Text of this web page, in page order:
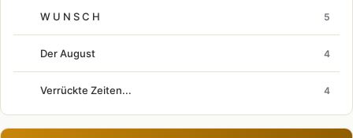
W U N S C H 5
Der August 4
Verrückte Zeiten... 4